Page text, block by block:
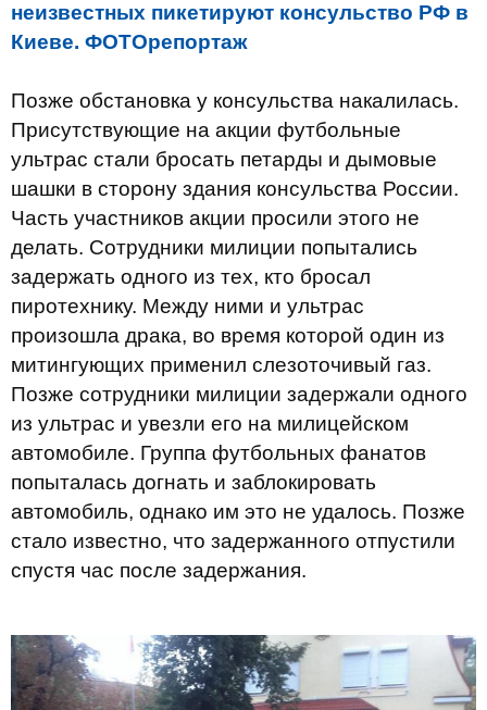
неизвестных пикетируют консульство РФ в
Киеве. ФОТОрепортаж
Позже обстановка у консульства накалилась.
Присутствующие на акции футбольные
ультрас стали бросать петарды и дымовые
шашки в сторону здания консульства России.
Часть участников акции просили этого не
делать. Сотрудники милиции попытались
задержать одного из тех, кто бросал
пиротехнику. Между ними и ультрас
произошла драка, во время которой один из
митингующих применил слезоточивый газ.
Позже сотрудники милиции задержали одного
из ультрас и увезли его на милицейском
автомобиле. Группа футбольных фанатов
попыталась догнать и заблокировать
автомобиль, однако им это не удалось. Позже
стало известно, что задержанного отпустили
спустя час после задержания.